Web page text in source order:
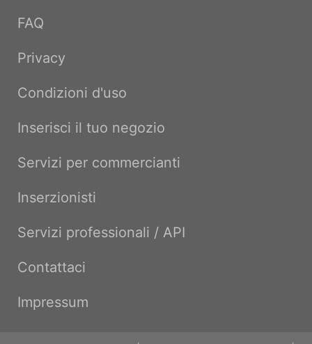
FAQ
Privacy
Condizioni d'uso
Inserisci il tuo negozio
Servizi per commercianti
Inserzionisti
Servizi professionali / API
Contattaci
Impressum